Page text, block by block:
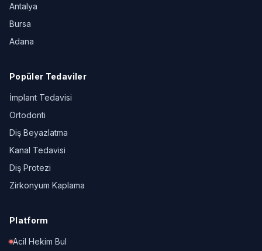
Antalya
Bursa
Adana
Popüler Tedaviler
İmplant Tedavisi
Ortodonti
Diş Beyazlatma
Kanal Tedavisi
Diş Protezi
Zirkonyum Kaplama
Platform
Acil Hekim Bul